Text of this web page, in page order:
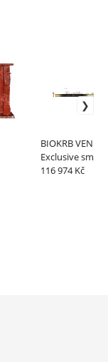
BIOKRB
Exclusive small
70% úspora
116 974 Kč